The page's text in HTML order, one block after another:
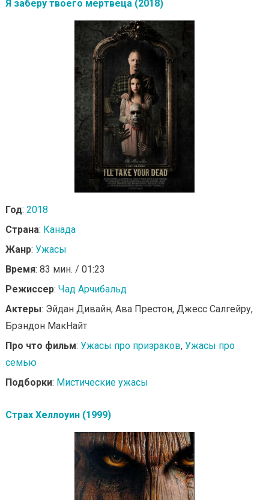
Я заберу твоего мертвеца (2018)
Год: 2018
Страна: Канада
Жанр: Ужасы
Время: 83 мин. / 01:23
Режиссер: Чад Арчибальд
Актеры: Эйдан Дивайн, Ава Престон, Джесс Салгейру,
Брэндон МакНайт
Про что фильм: Ужасы про призраков, Ужасы про
семью
Подборки: Мистические ужасы
Страх Хеллоуин (1999)